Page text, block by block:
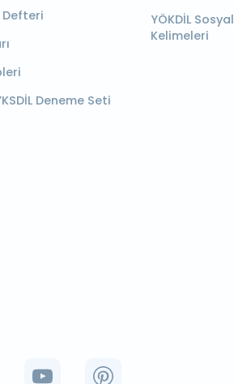
Defteri
Deneme Seti
YÖKDİL Sosyal
Kelimeleri